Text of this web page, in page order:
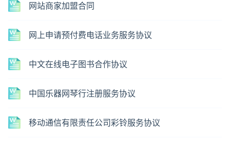
网站商家加盟合同
网上申请预付费电话业务服务协议
中文在线电子图书合作协议
中国乐器网琴行注册服务协议
移动通信有限责任公司彩铃服务协议